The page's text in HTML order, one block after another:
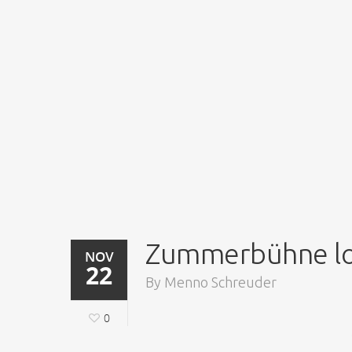
NOV
22
0
Zummerbühne
By Menno Schreuder